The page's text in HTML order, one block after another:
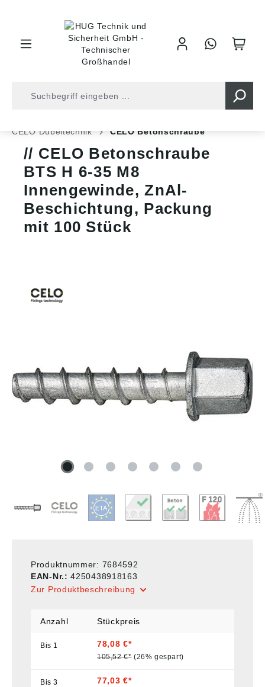
CELO Dübeltechnik
CELO Betonschraube
CELO Betonschraube
BTS H 6-35 M8
Innengewinde, ZnAl-
Beschichtung, Packung
mit 100 Stück
Produktnummer: 7684592
EAN-Nr.:4250438918163
Zur Produktbeschreibung
Anzahl Stückpreis
Bis 1 78,08 €*
105,52 €* (26% gespart)
Bis3 77,03 €*